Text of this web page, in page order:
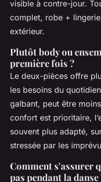
visible à contre-jour.
complet, robe +
extérieur.
Plutôt body ou
première fois ?
Le deux-pièces offre
les besoins du
galbant, peut être
confort est prioritaire,
souvent plus adapté,
stressée par les
Comment s'assurer
pas pendant la danse